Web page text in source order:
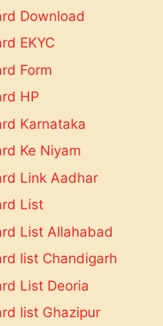
Download
EKYC
Form
HP
Karnataka
Ke Niyam
Link Aadhar
List
List Allahabad
list Chandigarh
List Deoria
list Ghazipur